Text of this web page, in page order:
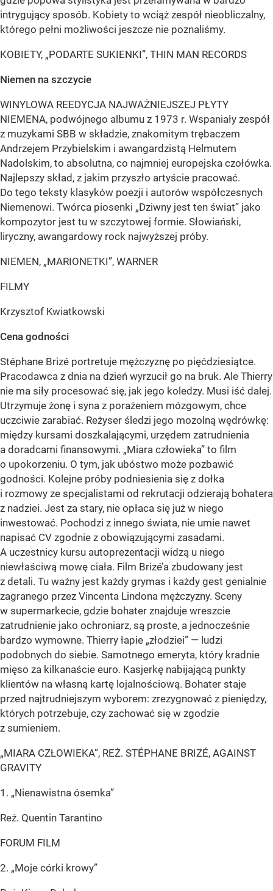
intrygujący sposób. Kobiety to wciąż zespół nieobliczalny,
którego pełni możliwości jeszcze nie poznaliśmy.
KOBIETY, „PODARTE SUKIENKI”, THIN MAN RECORDS
Niemen na szczycie
WINYLOWA REEDYCJA NAJWAŻNIEJSZEJ PŁYTY
NIEMENA, podwójnego albumu z 1973 r. Wspaniały zespół
z muzykami SBB w składzie, znakomitym trębaczem
Andrzejem Przybielskim i awangardzistą Helmutem
Nadolskim, to absolutna, co najmniej europejska czołówka.
Najlepszy skład, z jakim przyszło artyście pracować.
Do tego teksty klasyków poezji i autorów współczesnych
Niemenowi. Twórca piosenki „Dziwny jest ten świat” jako
kompozytor jest tu w szczytowej formie. Słowiański,
liryczny, awangardowy rock najwyższej próby.
NIEMEN, „MARIONETKI”, WARNER
FILMY
Krzysztof Kwiatkowski
Cena godności
Stéphane Brizé portretuje mężczyznę po pięćdziesiątce.
Pracodawca z dnia na dzień wyrzucił go na bruk. Ale Thierry
nie ma siły procesować się, jak jego koledzy. Musi iść dalej.
Utrzymuje żonę i syna z porażeniem mózgowym, chce
uczciwie zarabiać. Reżyser śledzi jego mozolną wędrówkę:
między kursami doszkalającymi, urzędem zatrudnienia
a doradcami finansowymi. „Miara człowieka” to film
o upokorzeniu. O tym, jak ubóstwo może pozbawić
godności. Kolejne próby podniesienia się z dołka
i rozmowy ze specjalistami od rekrutacji odzierają bohatera
z nadziei. Jest za stary, nie opłaca się już w niego
inwestować. Pochodzi z innego świata, nie umie nawet
napisać CV zgodnie z obowiązującymi zasadami.
A uczestnicy kursu autoprezentacji widzą u niego
niewłaściwą mowę ciała. Film Brizé’a zbudowany jest
z detali. Tu ważny jest każdy grymas i każdy gest genialnie
zagranego przez Vincenta Lindona mężczyzny. Sceny
w supermarkecie, gdzie bohater znajduje wreszcie
zatrudnienie jako ochroniarz, są proste, a jednocześnie
bardzo wymowne. Thierry łapie „złodziei” — ludzi
podobnych do siebie. Samotnego emeryta, który kradnie
mięso za kilkanaście euro. Kasjerkę nabijającą punkty
klientów na własną kartę lojalnościową. Bohater staje
przed najtrudniejszym wyborem: zrezygnować z pieniędzy,
których potrzebuje, czy zachować się w zgodzie
z sumieniem.
„MIARA CZŁOWIEKA”, REŻ. STÉPHANE BRIZÉ, AGAINST
GRAVITY
1. „Nienawistna ósemka”
Reż. Quentin Tarantino
FORUM FILM
2. „Moje córki krowy”